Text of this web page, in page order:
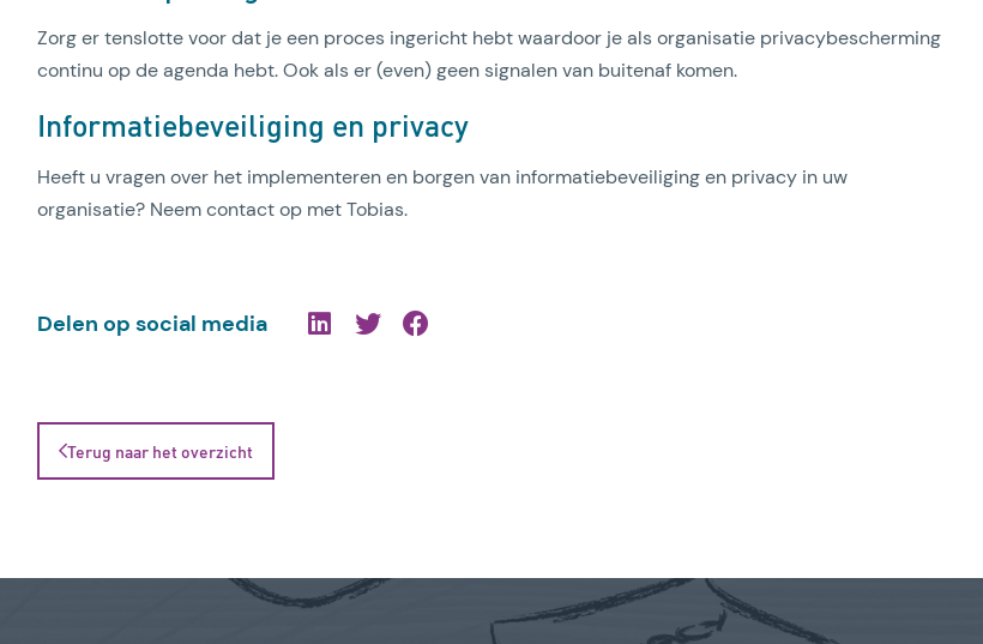
Zorg er tenslotte voor dat je een proces ingericht hebt waardoor je als organisatie privacybescherming
continu op de agenda hebt. Ook als er (even) geen signalen van buitenaf komen.
Informatiebeveiliging en privacy
Heeft u vragen over het implementeren en borgen van informatiebeveiliging en privacy in uw
organisatie? Neem contact op met Tobias.
Delen op social media
Terug naar het overzicht